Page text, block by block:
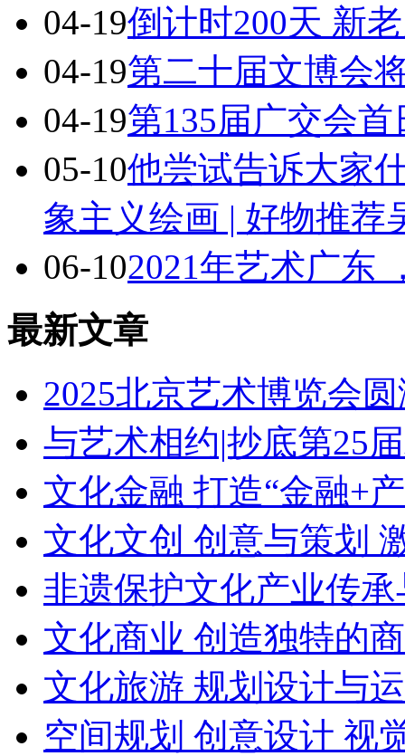
04-19倒计时200天 新
04-19第二十届文博会
04-19第135届广交会
05-10他尝试告诉大家
象主义绘画 | 好物推荐
06-102021年艺术广东
最新文章
2025北京艺术博览会
与艺术相约|抄底第25
文化金融 打造“金融+
文化文创 创意与策划
非遗保护文化产业传
文化商业 创造独特的
文化旅游 规划设计与
空间规划 创意设计 视